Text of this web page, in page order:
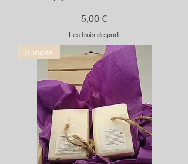
Prix
5,00 €
Les frais de port
Succès